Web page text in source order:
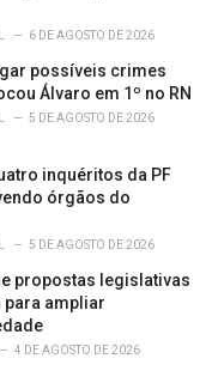
6 DE AGOSTO DE 2026
possíveis crimes
Álvaro em 1º no RN
5 DE AGOSTO DE 2026
inquéritos da PF
órgãos do
5 DE AGOSTO DE 2026
propostas legislativas
para ampliar
4 DE AGOSTO DE 2026